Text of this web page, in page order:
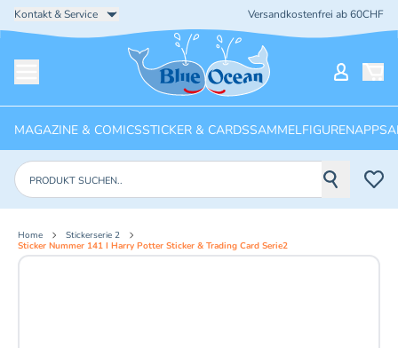
Kontakt & Service Versandkostenfrei ab 60CHF
Startseite
MAGAZINE & COMICSSTICKER & CARDSSAMMELFIGURENAPPS
Produkte suchen
Home
Stickerserie 2
Sticker Nummer 141 I Harry Potter Sticker & Trading Card Serie2